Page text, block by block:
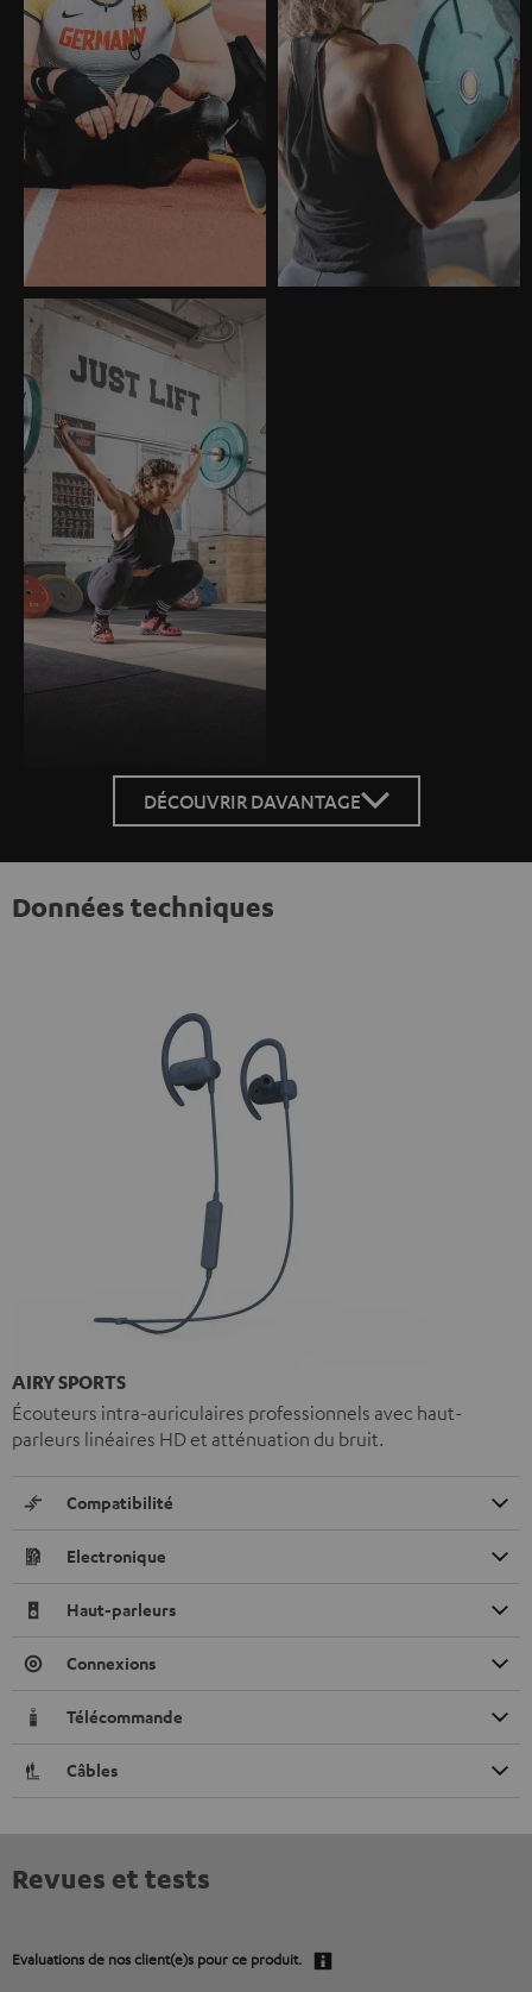
DÉCOUVRIR DAVANTAGE
Données techniques
AIRY SPORTS
Écouteurs intra-auriculaires professionnels avec haut-
parleurs linéaires HD et atténuation du bruit.
Compatibilité
Electronique
Haut-parleurs
Connexions
Télécommande
Câbles
Revues et tests
Evaluations de nos client(e)s pour ce produit.